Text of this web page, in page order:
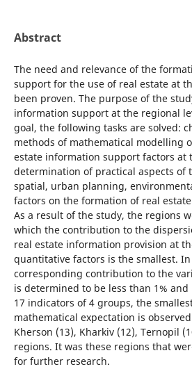
Abstract
The need and relevance of the
support for the use of real estate at
been proven. The purpose of the
information support at the regional
goal, the following tasks are solved:
methods of mathematical modelling
estate information support factors at
determination of practical aspects of
spatial, urban planning,
factors on the formation of real
As a result of the study, the regions
which the contribution to the
real estate information provision at
quantitative factors is the smallest.
corresponding contribution to the
is determined to be less than 1%
17 indicators of 4 groups, the
mathematical expectation is
Kherson (13), Kharkiv (12), Ternopil
regions. It was these regions that
for further research.